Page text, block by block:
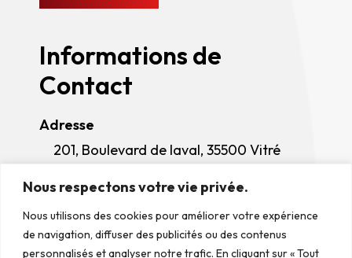
Manage Consent
To provide the best experiences, we use technologies like cookies to
store and/or access device information. Consenting to these
technologies will allow us to process data such as browsing behavior or
Nous respectons votre vie privée.
Nous utilisons des cookies pour améliorer votre expérience
de navigation, diffuser des publicités ou des contenus
personnalisés et analyser notre trafic. En cliquant sur « Tout
Informations de
Contact
Adresse
201, Boulevard de laval, 35500 Vitré
02 99 75 17 17
Horaires d'ouverture
Lundi - Jeudi: 08h00 - 12h00 / 13h30 -